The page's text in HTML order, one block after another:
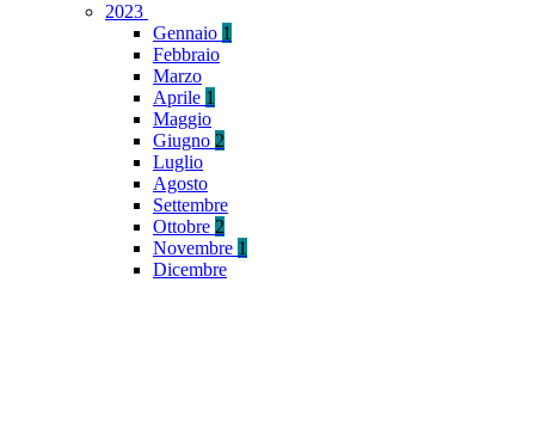
2023
Gennaio 1
Febbraio
Marzo
Aprile 1
Maggio
Giugno 2
Luglio
Agosto
Settembre
Ottobre 2
Novembre 1
Dicembre